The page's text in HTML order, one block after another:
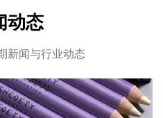
动态
新闻与行业动态